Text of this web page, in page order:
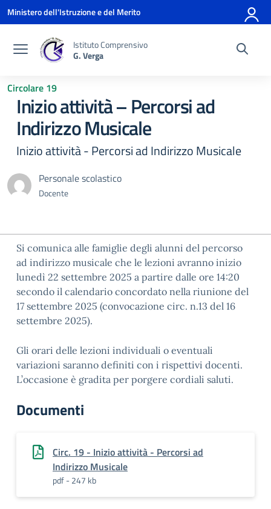
Vai ai contenuti
Vai al menu di navigazione
Vai al footer
Ministero dell'Istruzione e del Merito
Istituto Comprensivo
G. Verga
Circolare 19
Inizio attività – Percorsi ad
Indirizzo Musicale
Inizio attività - Percorsi ad Indirizzo Musicale
Personale scolastico
Docente
Si comunica alle famiglie degli alunni del percorso
ad indirizzo musicale che le lezioni avranno inizio
lunedì 22 settembre 2025 a partire dalle ore 14:20
secondo il calendario concordato nella riunione del
17 settembre 2025 (convocazione circ. n.13 del 16
settembre 2025).
Gli orari delle lezioni individuali o eventuali
variazioni saranno definiti con i rispettivi docenti.
L’occasione è gradita per porgere cordiali saluti.
Documenti
Circ. 19 - Inizio attività - Percorsi ad
Indirizzo Musicale
pdf - 247 kb